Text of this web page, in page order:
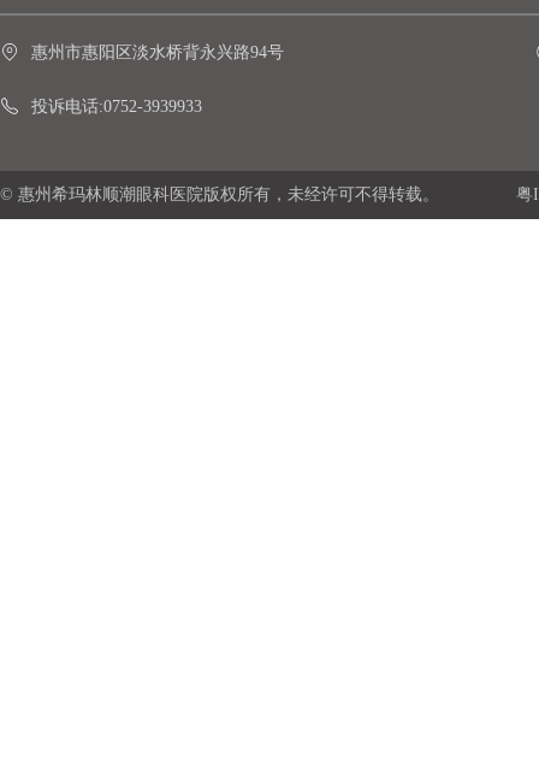
惠州市惠阳区淡水桥背永兴路94号
投诉电话:0752-3939933
© 惠州希玛林顺潮眼科医院版权所有，未经许可不得转载。 粤